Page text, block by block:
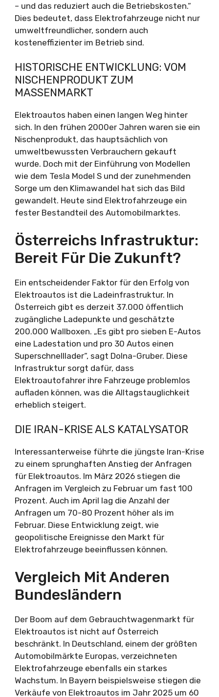
– und das reduziert auch die Betriebskosten.“
Dies bedeutet, dass Elektrofahrzeuge nicht nur
umweltfreundlicher, sondern auch
kosteneffizienter im Betrieb sind.
HISTORISCHE ENTWICKLUNG: VOM
NISCHENPRODUKT ZUM
MASSENMARKT
Elektroautos haben einen langen Weg hinter
sich. In den frühen 2000er Jahren waren sie ein
Nischenprodukt, das hauptsächlich von
umweltbewussten Verbrauchern gekauft
wurde. Doch mit der Einführung von Modellen
wie dem Tesla Model S und der zunehmenden
Sorge um den Klimawandel hat sich das Bild
gewandelt. Heute sind Elektrofahrzeuge ein
fester Bestandteil des Automobilmarktes.
Österreichs Infrastruktur:
Bereit Für Die Zukunft?
Ein entscheidender Faktor für den Erfolg von
Elektroautos ist die Ladeinfrastruktur. In
Österreich gibt es derzeit 37.000 öffentlich
zugängliche Ladepunkte und geschätzte
200.000 Wallboxen. „Es gibt pro sieben E-Autos
eine Ladestation und pro 30 Autos einen
Superschnelllader“, sagt Dolna-Gruber. Diese
Infrastruktur sorgt dafür, dass
Elektroautofahrer ihre Fahrzeuge problemlos
aufladen können, was die Alltagstauglichkeit
erheblich steigert.
DIE IRAN-KRISE ALS KATALYSATOR
Interessanterweise führte die jüngste Iran-Krise
zu einem sprunghaften Anstieg der Anfragen
für Elektroautos. Im März 2026 stiegen die
Anfragen im Vergleich zu Februar um fast 100
Prozent. Auch im April lag die Anzahl der
Anfragen um 70-80 Prozent höher als im
Februar. Diese Entwicklung zeigt, wie
geopolitische Ereignisse den Markt für
Elektrofahrzeuge beeinflussen können.
Vergleich Mit Anderen
Bundesländern
Der Boom auf dem Gebrauchtwagenmarkt für
Elektroautos ist nicht auf Österreich
beschränkt. In Deutschland, einem der größten
Automobilmärkte Europas, verzeichneten
Elektrofahrzeuge ebenfalls ein starkes
Wachstum. In Bayern beispielsweise stiegen die
Verkäufe von Elektroautos im Jahr 2025 um 60